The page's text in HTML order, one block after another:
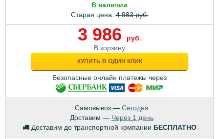
В наличии
Старая цена:4 983 руб.
3 986
руб.
В корзину
КУПИТЬ В ОДИН КЛИК
Безопасные онлайн платежы через
Самовывоз — Сегодня
Доставим — Через 1 день
Доставим до транспортной компании БЕСПЛАТНО